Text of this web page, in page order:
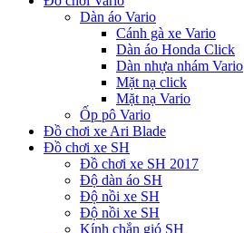
Dàn áo Vario
Cánh gà xe Vario
Dàn áo Honda Click
Dàn nhựa nhám Vario
Mặt nạ click
Mặt nạ Vario
Ốp pô Vario
Đồ chơi xe Ari Blade
Đồ chơi xe SH
Đồ chơi xe SH 2017
Độ dàn áo SH
Độ nồi xe SH
Độ nồi xe SH
Kính chắn gió SH